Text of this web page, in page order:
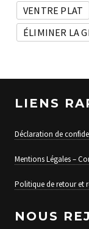
VENTRE PLAT
ÉLIMINER LA
LIENS
Déclaration de
Mentions Légales –
Politique de retour et
NOUS